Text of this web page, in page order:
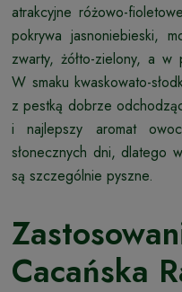
atrakcyjne różowo-
pokrywa jasnoniebieski,
zwarty, żółto-zielony, a w
W smaku kwaskowato-
z pestką dobrze
i najlepszy aromat
słonecznych dni, dlatego
są szczególnie pyszne.
Cacańska